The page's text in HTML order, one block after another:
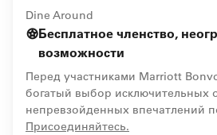
Dine Around
Бесплатное членство,
возможности
Перед участниками Marriott
богатый выбор исключительных
непревзойденных впечатлений
Присоединяйтесь.